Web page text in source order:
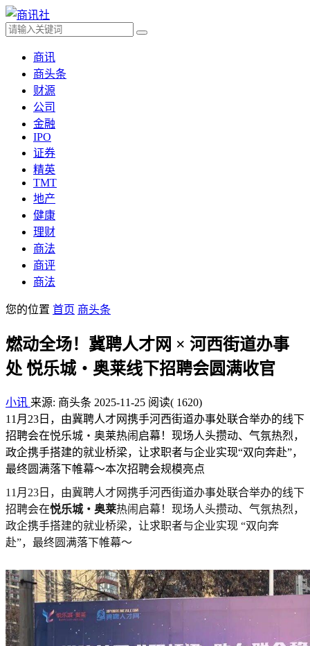
商讯
商头条
财源
公司
金融
IPO
证券
精英
TMT
地产
健康
理财
商法
商评
商法
您的位置 首页 商头条
燃动全场！冀聘人才网 × 河西街道办事
处 悦乐城・奥莱线下招聘会圆满收官
小讯 来源: 商头条 2025-11-25 阅读( 1620)
11月23日，由冀聘人才网携手河西街道办事处联合举办的线下
招聘会在悦乐城・奥莱热闹启幕！现场人头攒动、气氛热烈，
政企携手搭建的就业桥梁，让求职者与企业实现“双向奔赴”，
最终圆满落下帷幕～本次招聘会规模亮点
11月23日，由冀聘人才网携手河西街道办事处联合举办的线下
招聘会在悦乐城・奥莱热闹启幕！现场人头攒动、气氛热烈，
政企携手搭建的就业桥梁，让求职者与企业实现 “双向奔
赴”，最终圆满落下帷幕～